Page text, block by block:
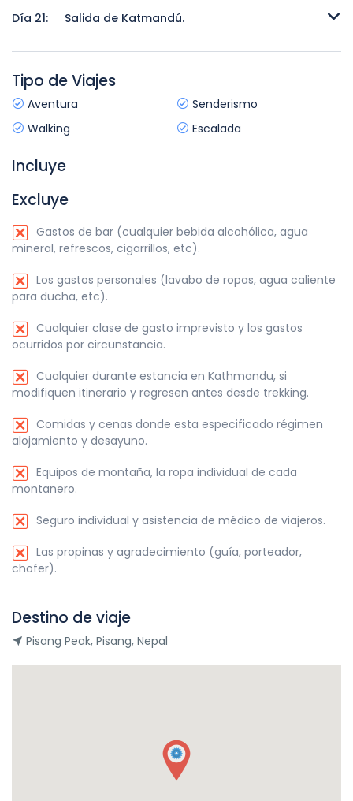
Día 21:
Salida de Katmandú.
Salida de Katmandú.
Tipo de Viajes
Aventura
Senderismo
Walking
Escalada
Incluye
Excluye
Gastos de bar (cualquier bebida alcohólica, agua
mineral, refrescos, cigarrillos, etc).
Los gastos personales (lavabo de ropas, agua caliente
para ducha, etc).
Cualquier clase de gasto imprevisto y los gastos
ocurridos por circunstancia.
Cualquier durante estancia en Kathmandu, si
modifiquen itinerario y regresen antes desde trekking.
Comidas y cenas donde esta especificado régimen
alojamiento y desayuno.
Equipos de montaña, la ropa individual de cada
montanero.
Seguro individual y asistencia de médico de viajeros.
Las propinas y agradecimiento (guía, porteador,
chofer).
Destino de viaje
Pisang Peak, Pisang, Nepal